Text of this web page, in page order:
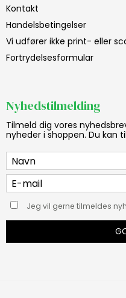
Kontakt
Handelsbetingelser
Vi udfører ikke print- eller
Fortrydelsesformular
Nyhedstilmelding
Tilmeld dig vores
nyheder i shoppen. Du kan
Jeg vil gerne tilmeldes